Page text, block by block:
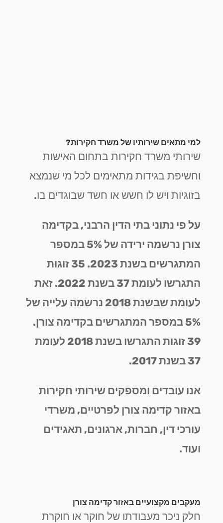
למי מתאים שירותיו של משרד חקירות?
שירותי משרד חקירות בתחום האישות
וחשיפת בגידות מתאימים לכל מי שנמצא
בזוגיות ויש לו חשש או חשד שבוגדים בו.
על פי נתוני בתי הדין הרבני, בקדימה
צורן נרשמה ירידה של 5% במספר
המתגרשים בשנת 2023. 35 זוגות
התגרשו לעומת 37 בשנת 2022.
זאת
לעומת שבשנת 2018 נרשמה עלייה של
5% במספר המתגרשים בקדימה צורן.
39 זוגות התגרשו בשנת 2018 לעומת
37 בשנת 2017.
אנו עובדים ומספקים שירותי חקירות
באזור קדימה צורן לפרטיים, משרדי
עורכי דין, חברות, ארגונים, תאגידים
ועוד.
מעקבים מקצועיים באזור קדימה צורן
חלק ניכר מעבודתו של חוקר או חוקרת